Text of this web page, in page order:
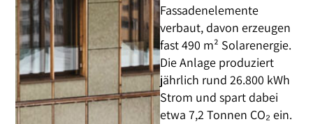
Fassadenelemente
verbaut, davon erzeugen
fast 490 m² Solarenergie.
Die Anlage produziert
jährlich rund 26.800 kWh
Strom und spart dabei
etwa 7,2 Tonnen CO₂ ein.